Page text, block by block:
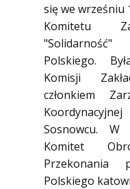
się we wrześniu
Komitetu
Polskiego.
Komisji
członkiem
Sosnowcu. W
Komitet
Przekonania
Polskiego